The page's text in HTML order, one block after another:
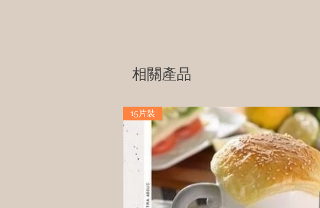
相關產品
15片裝